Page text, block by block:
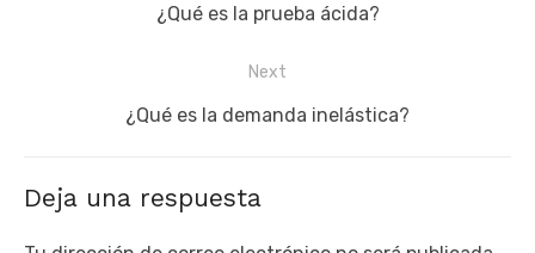
Previous
¿Qué es la prueba ácida?
Next
Next
¿Qué es la demanda inelástica?
Deja una respuesta